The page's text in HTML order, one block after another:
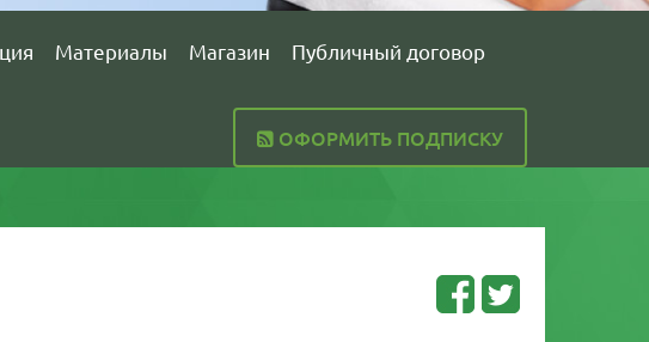
Материалы Магазин Публичный договор
ОФОРМИТЬ ПОДПИСКУ